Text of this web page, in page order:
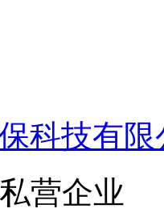
科技有限
私营企业